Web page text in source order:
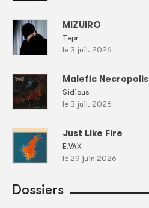
MIZUIRO
Tepr
le 3 juil. 2026
Malefic Necropolis
Sidious
le 3 juil. 2026
Just Like Fire
E.VAX
le 29 juin 2026
Dossiers